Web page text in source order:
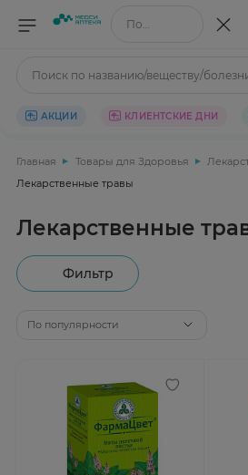
Поиск по названию/веществу
Поиск по названию/веществу/
АКЦИИ КЛИЕНТСКИЕ ДНИ
Главная Товары для Здоровья
Лекарственные травы
Лекарственные
Фильтр
По популярности